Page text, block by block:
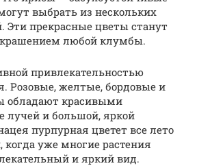
выбрать из нескольких
Эти прекрасные цветы станут
любой клумбы.
привлекательностью
Розовые, желтые, бордовые и
обладают красивыми
лучей и большой, яркой
пурпурная цветет все лето
когда уже многие растения
и яркий вид.